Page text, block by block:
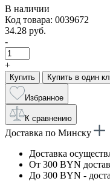
В наличии
Код товара: 0039672
34.28 руб.
-
+
Купить Купить в один
Избранное
К сравнению
Доставка по Минску
Доставка
От 300 BYN
До 300 BYN -